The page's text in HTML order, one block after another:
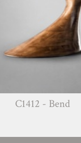
C1412 - Bend